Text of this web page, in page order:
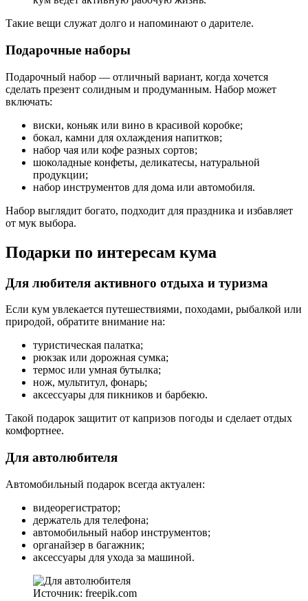
Такие вещи служат долго и напоминают о дарителе.
Подарочные наборы
Подарочный набор — отличный вариант, когда хочется
сделать презент солидным и продуманным. Набор может
включать:
виски, коньяк или вино в красивой коробке;
бокал, камни для охлаждения напитков;
набор чая или кофе разных сортов;
шоколадные конфеты, деликатесы, натуральной
продукции;
набор инструментов для дома или автомобиля.
Набор выглядит богато, подходит для праздника и избавляет
от мук выбора.
Подарки по интересам кума
Для любителя активного отдыха и туризма
Если кум увлекается путешествиями, походами, рыбалкой или
природой, обратите внимание на:
туристическая палатка;
рюкзак или дорожная сумка;
термос или умная бутылка;
нож, мультитул, фонарь;
аксессуары для пикников и барбекю.
Такой подарок защитит от капризов погоды и сделает отдых
комфортнее.
Для автолюбителя
Автомобильный подарок всегда актуален:
видеорегистратор;
держатель для телефона;
автомобильный набор инструментов;
органайзер в багажник;
аксессуары для ухода за машиной.
Источник: freepik.com